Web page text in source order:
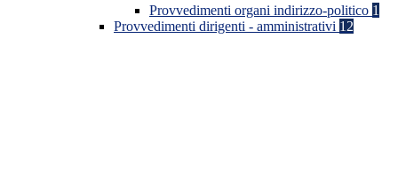
Provvedimenti organi indirizzo-politico 1
Provvedimenti dirigenti - amministrativi 12